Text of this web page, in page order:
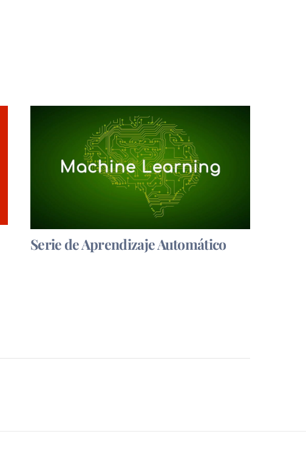
Serie de Aprendizaje Automático